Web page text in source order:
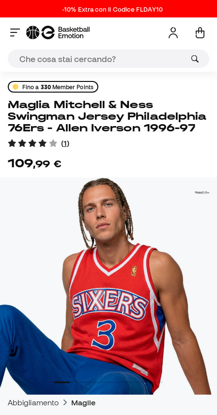
-10% Extra con il Codice FLDAY10
Fino a 330Member Points
Maglia Mitchell & Ness
Swingman Jersey Philadelphia
76Ers - Allen Iverson 1996-97
(1)
109,99 €
Abbigliamento Maglie